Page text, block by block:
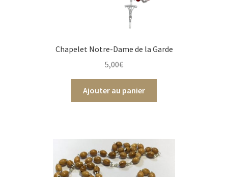
Chapelet Notre-Dame de la Garde
5,00€
Ajouter au panier